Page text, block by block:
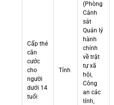
Cấp thẻ
căn
cước
cho
người
dưới 14
tuổi
Tỉnh
(Phòng
Cảnh
sát
Quản lý
hành
chính
về trật
tự xã
hội,
Công
an các
tỉnh,